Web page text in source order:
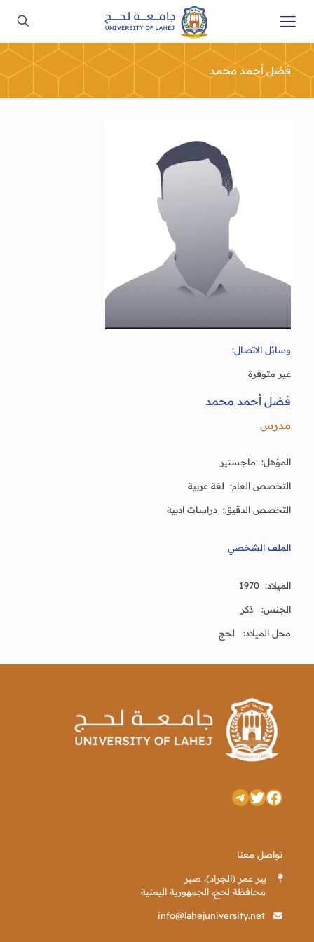
فضل أحمد محمد
وسائل الاتصال:
غير متوفرة
فضل أحمد محمد
مدرس
المؤهل: ماجستير
التخصص العام: لغة عربية
التخصص الدقيق: دراسات ادبية
الملف الشخصي
الميلاد: 1970
الجنس: ذكر
محل الميلاد: لحج
فيسبوك
تويترتيليجرام
تواصل معنا
بير عمر (الجراد)، صبر
محافظة لحج، الجمهورية اليمنية
info@lahejuniversity.net